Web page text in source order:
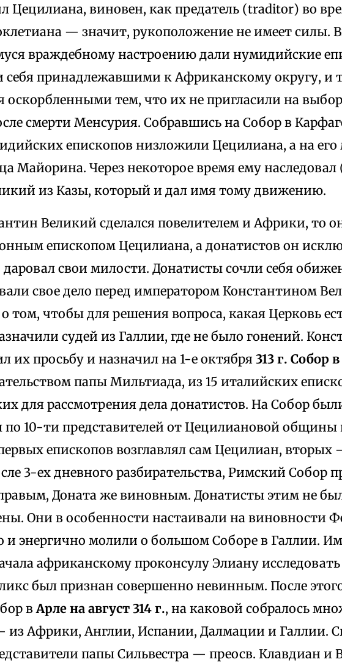
Цецилиана, виновен, как предатель (traditor) во
— значит, рукоположение не имеет силы.
враждебному настроению дали нумидийские
себя принадлежавшими к Африканскому округу, и
оскорбленными тем, что их не пригласили на
смерти Менсурия. Собравшись на Собор в
епископов низложили Цецилиана, а на его
Майорина. Через некоторое время ему наследовал
из Казы, который и дал имя тому движению.
Великий сделался повелителем и Африки, то
епископом Цецилиана, а донатистов он
даровал свои милости. Донатисты сочли себя
свое дело перед императором Константином
том, чтобы для решения вопроса, какая Церковь
судей из Галлии, где не было гонений.
их просьбу и назначил на 1-е октября 313 г. Собор
папы Мильтиада, из 15 италийских
для рассмотрения дела донатистов. На Собор
10-ти представителей от Цецилиановой общины
епископов возглавлял сам Цецилиан, вторых
3-ех дневного разбирательства, Римский Собор
Доната же виновным. Донатисты этим не
Они в особенности настаивали на виновности
и энергично молили о большом Соборе в Галлии.
африканскому проконсулу Элиану исследовать
был признан совершенно невинным. После
в Арле на август 314 г., на каковой собралось
из Африки, Англии, Испании, Далмации и Галлии.
папы Сильвестра — преосв. Клавдиан и